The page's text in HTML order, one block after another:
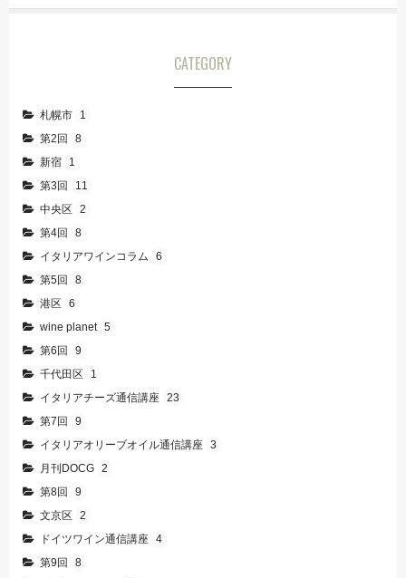
CATEGORY
札幌市
1
第2回
8
新宿
1
第3回
11
中央区
2
第4回
8
イタリアワインコラム
6
第5回
8
港区
6
wine planet 5
第6回
9
千代田区
1
イタリアチーズ通信講座 23
第7回
9
イタリアオリーブオイル通信講座 3
月刊DOCG 2
第8回
9
文京区
2
ドイツワイン通信講座 4
第9回
8